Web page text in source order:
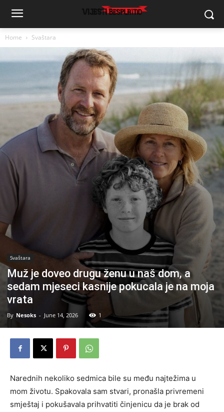
Home Svaštara
Svaštara
Muž je doveo drugu ženu u naš dom, a
sedam mjeseci kasnije pokucala je na moja
vrata
By Nesoks - June 14, 2026 1
Narednih nekoliko sedmica bile su među najtežima u
mom životu. Spakovala sam stvari, pronašla privremeni
smještaj i pokušavala prihvatiti činjenicu da je brak od